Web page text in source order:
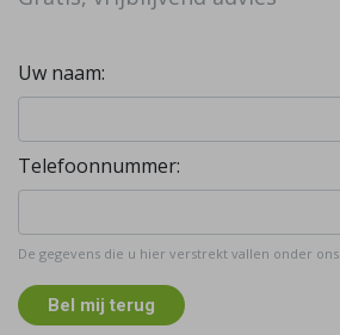
Uw naam:
Telefoonnummer:
De gegevens die u hier verstrekt vallen onder ons
Bel mij terug